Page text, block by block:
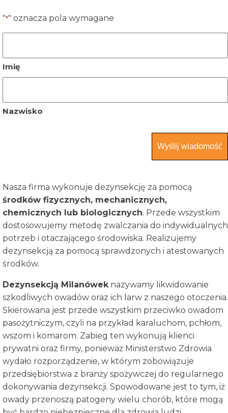
"*" oznacza pola wymagane
Imię
Nazwisko
Nasza firma wykonuje dezynsekcję za pomocą
środków fizycznych, mechanicznych,
chemicznych lub biologicznych. Przede wszystkim
dostosowujemy metodę zwalczania do indywidualnych
potrzeb i otaczającego środowiska. Realizujemy
dezynsekcją za pomocą sprawdzonych i atestowanych
środków.
Dezynsekcją Milanóweknazywamy likwidowanie
szkodliwych owadów oraz ich larw z naszego otoczenia.
Skierowana jest przede wszystkim przeciwko owadom
pasożytniczym, czyli na przykład karaluchom, pchłom,
wszom i komarom. Zabieg ten wykonują klienci
prywatni oraz firmy, ponieważ Ministerstwo Zdrowia
wydało rozporządzenie, w którym zobowiązuje
przedsiębiorstwa z branży spożywczej do regularnego
dokonywania dezynsekcji. Spowodowane jest to tym, iż
owady przenoszą patogeny wielu chorób, które mogą